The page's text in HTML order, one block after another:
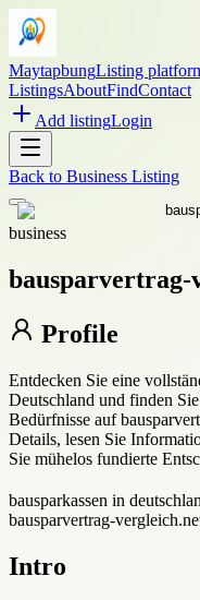
MaytapbungListing
ListingsAboutFindContact
Add listingLogin
Back to Business Listing
business
bausparvertrag-
Profile
Entdecken Sie eine
Deutschland und finden
Bedürfnisse auf
Details, lesen Sie
Sie mühelos fundierte
bausparkassen in
bausparvertrag-
Intro